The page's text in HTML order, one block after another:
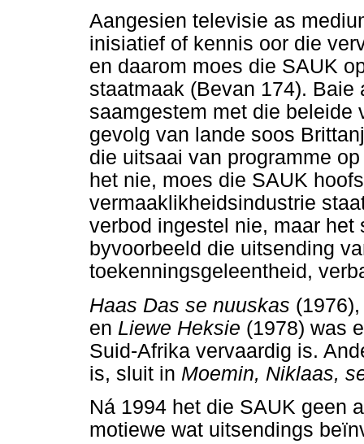
Aangesien televisie as
inisiatief of kennis oor die
en daarom moes die SAUK
staatmaak (Bevan 174).
saamgestem met die beleide
gevolg van lande soos
die uitsaai van programme
het nie, moes die SAUK
vermaaklikheidsindustrie
verbod ingestel nie, maar
byvoorbeeld die uitsending
toekenningsgeleentheid,
Haas Das se nuuskas
en Liewe Heksie (1978) was
Suid-Afrika vervaardig is.
is, sluit in Moemin, Niklaas,
Ná 1994 het die SAUK geen
motiewe wat uitsendings